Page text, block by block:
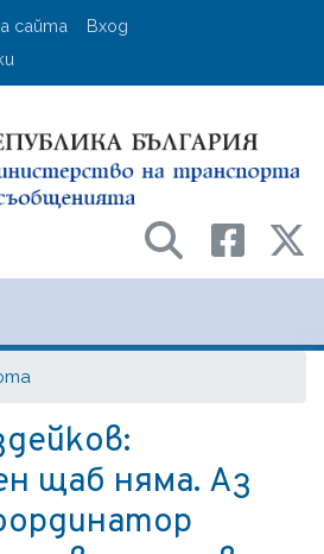
Премини
сайта
Вход
на транспорта
щаб няма. Аз